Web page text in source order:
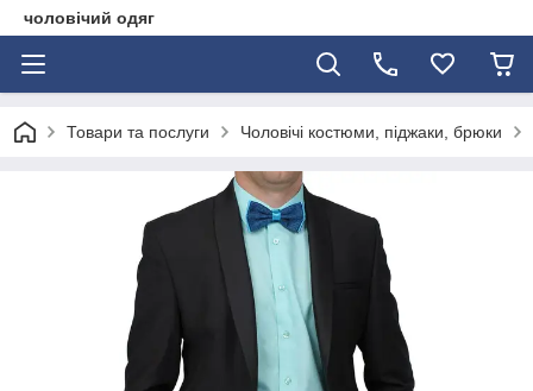
чоловічий одяг
Товари та послуги Чоловічі костюми, піджаки, брюки